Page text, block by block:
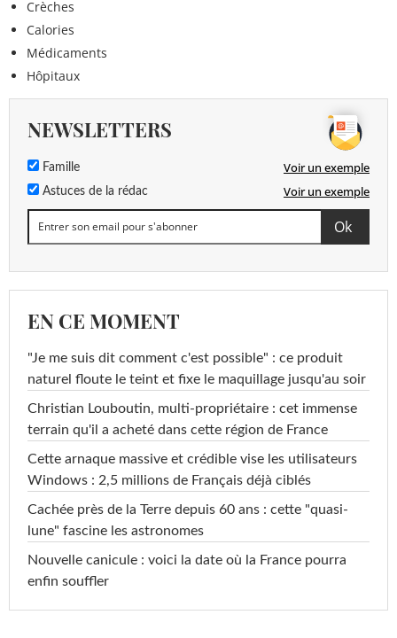
Crèches
Calories
Médicaments
Hôpitaux
NEWSLETTERS
Famille Voir un exemple
Astuces de la rédac Voir un exemple
EN CE MOMENT
"Je me suis dit comment c'est possible" : ce produit
naturel floute le teint et fixe le maquillage jusqu'au soir
Christian Louboutin, multi-propriétaire : cet immense
terrain qu'il a acheté dans cette région de France
Cette arnaque massive et crédible vise les utilisateurs
Windows : 2,5 millions de Français déjà ciblés
Cachée près de la Terre depuis 60 ans : cette "quasi-
lune" fascine les astronomes
Nouvelle canicule : voici la date où la France pourra
enfin souffler